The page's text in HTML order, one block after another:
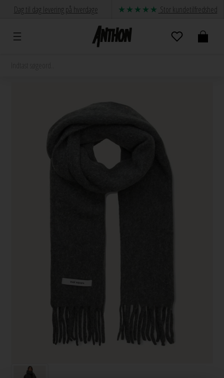
Dag til dag levering på hverdage Stor kundetilfredshed